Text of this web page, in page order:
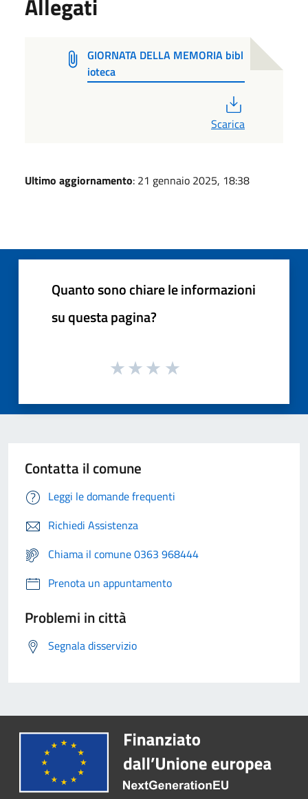
Allegati
GIORNATA DELLA MEMORIA bibl
ioteca
Scarica
Ultimo aggiornamento: 21 gennaio 2025, 18:38
Quanto sono chiare le informazioni
su questa pagina?
Contatta il comune
Leggi le domande frequenti
Richiedi Assistenza
Chiama il comune 0363 968444
Prenota un appuntamento
Problemi in città
Segnala disservizio